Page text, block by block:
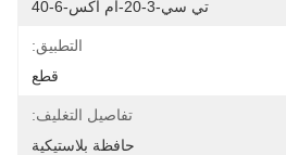
تي سي-3-20-ام اكس-6-40
التطبيق:
قطع
تفاصيل التغليف:
حافظة بلاستيكية